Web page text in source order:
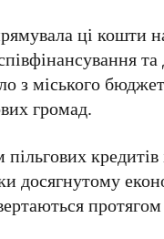
ці кошти
з міського
громад.
досягнутому